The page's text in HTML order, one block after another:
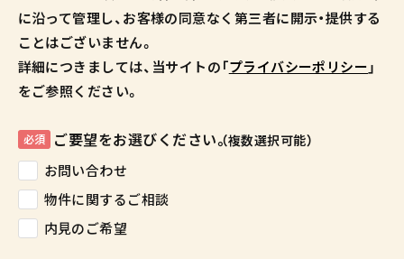
に沿って管理し、お客様の同意なく第三者に開示・提供する
ことはございません。
詳細につきましては、当サイトの「プライバシーポリシー」
をご参照ください。
必須 ご要望をお選びください。（複数選択可能）
お問い合わせ
物件に関するご相談
内見のご希望